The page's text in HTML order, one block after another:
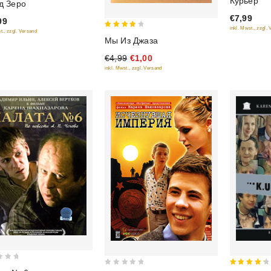
Зеро
zzgl. Versand
5
Мы Из Джаза
€4,99 €1,00
inkl. Mwst., zzgl. Versand
out
of
5
€7,99
inkl. Mwst., zzgl.